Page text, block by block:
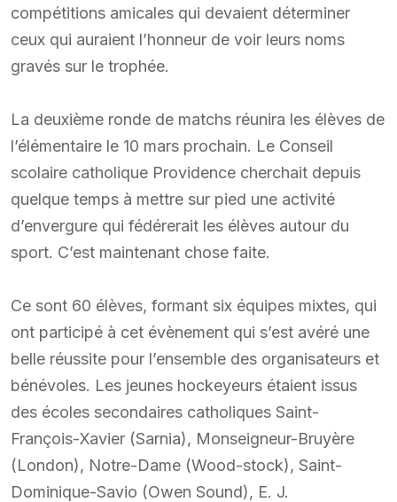
compétitions amicales qui devaient déterminer
ceux qui auraient l’honneur de voir leurs noms
gravés sur le trophée.
La deuxième ronde de matchs réunira les élèves de
l’élémentaire le 10 mars prochain. Le Conseil
scolaire catholique Providence cherchait depuis
quelque temps à mettre sur pied une activité
d’envergure qui fédérerait les élèves autour du
sport. C’est maintenant chose faite.
Ce sont 60 élèves, formant six équipes mixtes, qui
ont participé à cet évènement qui s’est avéré une
belle réussite pour l’ensemble des organisateurs et
bénévoles. Les jeunes hockeyeurs étaient issus
des écoles secondaires catholiques Saint-
François-Xavier (Sarnia), Monseigneur-Bruyère
(London), Notre-Dame (Wood-stock), Saint-
Dominique-Savio (Owen Sound), E. J.